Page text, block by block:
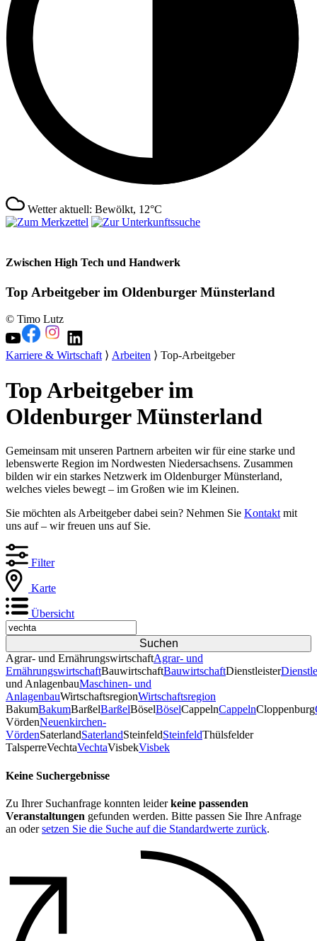
Wetter aktuell: Bewölkt, 12°C
Zwischen High Tech und Handwerk
Top Arbeitgeber im Oldenburger Münsterland
© Timo Lutz
Karriere & Wirtschaft⟩ Arbeiten ⟩ Top-Arbeitgeber
Top Arbeitgeber im
Oldenburger Münsterland
Gemeinsam mit unseren Partnern arbeiten wir für eine starke und
lebenswerte Region im Nordwesten Niedersachsens. Zusammen
bilden wir ein starkes Netzwerk im Oldenburger Münsterland,
welches vieles bewegt – im Großen wie im Kleinen.
Sie möchten als Arbeitgeber dabei sein? Nehmen Sie Kontakt mit
uns auf – wir freuen uns auf Sie.
Filter
Karte
Übersicht
Agrar- und ErnährungswirtschaftAgrar- und
ErnährungswirtschaftBauwirtschaftBauwirtschaftDienstleister
und AnlagenbauMaschinen- und
AnlagenbauWirtschaftsregionWirtschaftsregion
BakumBakumBarßelBarßelBöselBöselCappelnCappelnCloppenburg
VördenNeuenkirchen-
VördenSaterlandSaterlandSteinfeldSteinfeldThülsfelder
TalsperreVechtaVechtaVisbekVisbek
Keine Suchergebnisse
Zu Ihrer Suchanfrage konnten leiderkeine passenden
Veranstaltungen gefunden werden. Bitte passen Sie Ihre Anfrage
an odersetzen Sie die Suche auf die Standardwerte zurück.